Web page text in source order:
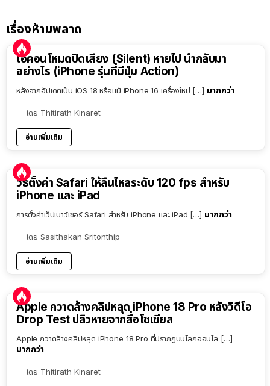
เรื่องห้ามพลาด
ไอคอนโหมดปิดเสียง (Silent) หายไป นำกลับมา
อย่างไร (iPhone รุ่นที่มีปุ่ม Action)
หลังจากอัปเดตเป็น iOS 18 หรือแม้ iPhone 16 เครื่องใหม่ […] มากกว่า
โดย Thitirath Kinaret
อ่านเพิ่มเติม
วิธีตั้งค่า Safari ให้ลื่นไหลระดับ 120 fps สำหรับ
iPhone และ iPad
การตั้งค่าเว็ปเบาว์เซอร์ Safari สำหรับ iPhone และ iPad […] มากกว่า
โดย Sasithakan Sritonthip
อ่านเพิ่มเติม
Apple กวาดล้างคลิปหลุด iPhone 18 Pro หลังวิดีโอ
Drop Test ปลิวหายจากสื่อโซเชียล
Apple กวาดล้างคลิปหลุด iPhone 18 Pro ที่ปรากฏบนโลกออนไล […]
มากกว่า
โดย Thitirath Kinaret